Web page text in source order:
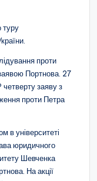
туру
проти
Портнова. 27
заяву з
проти Петра
в університеті
юридичного
Шевченка
На акції